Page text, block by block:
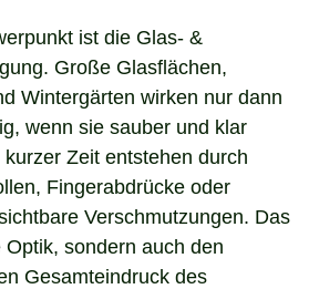
ist die Glas- &
Große Glasflächen,
Wintergärten wirken nur dann
wenn sie sauber und klar
Zeit entstehen durch
Fingerabdrücke oder
Verschmutzungen. Das
sondern auch den
Gesamteindruck des